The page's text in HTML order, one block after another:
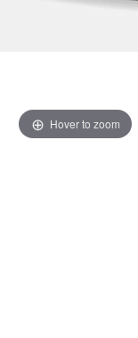
Hover to zoom